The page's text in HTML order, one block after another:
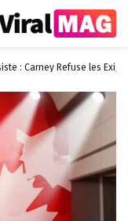
: Carney Refuse les